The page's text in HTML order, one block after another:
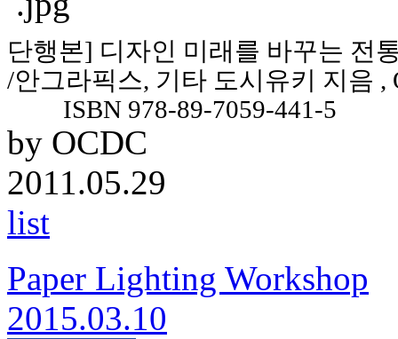
단행본] 디자인 미래를 바꾸는 전
/안그라픽스, 기타 도시유키 지음 ,
ISBN 978-89-7059-441-5
by OCDC
2011.05.29
list
Paper Lighting Workshop
2015.03.10